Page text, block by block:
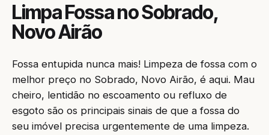
Limpa Fossa no Sobrado,
Novo Airão
Fossa entupida nunca mais! Limpeza de fossa com o
melhor preço no Sobrado, Novo Airão, é aqui. Mau
cheiro, lentidão no escoamento ou refluxo de
esgoto são os principais sinais de que a fossa do
seu imóvel precisa urgentemente de uma limpeza.